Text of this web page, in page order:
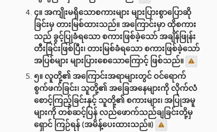
၄။ အကျိုးမရှိသောစကားများ များပြားစွာပြောဆို
ခြင်းမှ တားမြစ်ထားသည်။ အကြောင်းမှာ ထိုစကား
သည် ခွင့်ပြုခံရသော စကားဖြစ်ခဲ့သော် အချိန်ဖြုန်း
တီးခြင်းဖြစ်ပြီး၊ တားမြစ်ခံရသော စကားဖြစ်ခဲ့သော်
အပြစ်များ များပြားစေသောကြောင့် ဖြစ်သည်။
၅။ လူတို့၏ အကြောင်းအရာများတွင် ဝင်ရောက်
စွက်ဖက်ခြင်း၊ သူတို့၏ အခြေအနေများကို လိုက်လံ
စောင့်ကြည့်ခြင်းနှင့် သူတို့၏ စကားများ၊ အပြုအမူ
များကို တစ်ဆင့်ပြန် လည်ဖောက်သည်ချခြင်းတို့မှ
ရှောင် ကြဉ်ရန် (အမိန့်ပေးထားသည်။)